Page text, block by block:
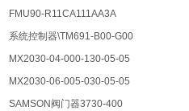
FMU90-R11CA111AA3A
系统控制器\TM691-B00-G00
MX2030-04-000-130-05-05
MX2030-06-005-030-05-05
SAMSON阀门器3730-400